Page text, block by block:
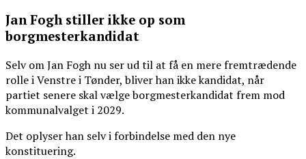
Jan Fogh stiller ikke op som
borgmesterkandidat
Selv om Jan Fogh nu ser ud til at få en mere fremtrædende
rolle i Venstre i Tønder, bliver han ikke kandidat, når
partiet senere skal vælge borgmesterkandidat frem mod
kommunalvalget i 2029.
Det oplyser han selv i forbindelse med den nye
konstituering.